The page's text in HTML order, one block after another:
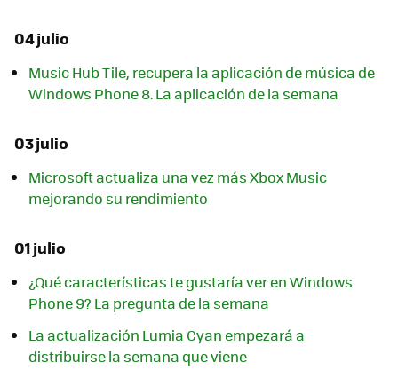
04 julio
Music Hub Tile, recupera la aplicación de música de
Windows Phone 8. La aplicación de la semana
03 julio
Microsoft actualiza una vez más Xbox Music
mejorando su rendimiento
01 julio
¿Qué características te gustaría ver en Windows
Phone 9? La pregunta de la semana
La actualización Lumia Cyan empezará a
distribuirse la semana que viene